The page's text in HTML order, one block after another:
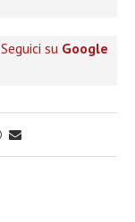
Seguici su Google